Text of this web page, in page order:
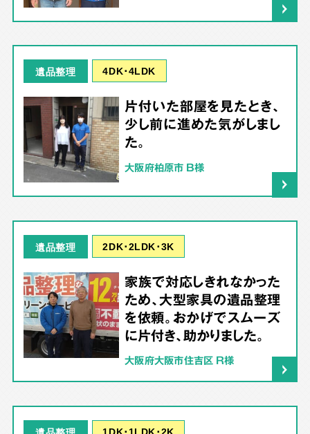
遺品整理 4DK･4LDK
片付いた部屋を見たとき、
少し前に進めた気がしまし
た。
大阪府柏原市 B様
遺品整理 2DK･2LDK･3K
家族で対応しきれなかった
ため、大型家具の遺品整理
を依頼。おかげでスムーズ
に片付き、助かりました。
大阪府大阪市住吉区 R様